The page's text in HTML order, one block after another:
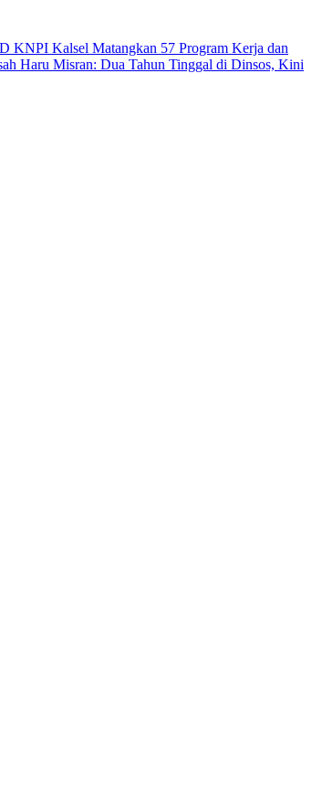
KNPI Kalsel Matangkan 57 Program Kerja dan
Haru Misran: Dua Tahun Tinggal di Dinsos, Kini